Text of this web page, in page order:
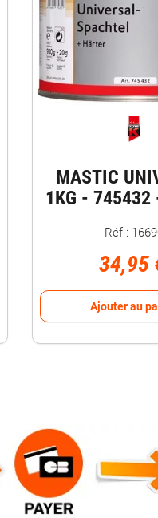
MASTIC
1KG - 745432
Réf :
34,95
Ajouter au